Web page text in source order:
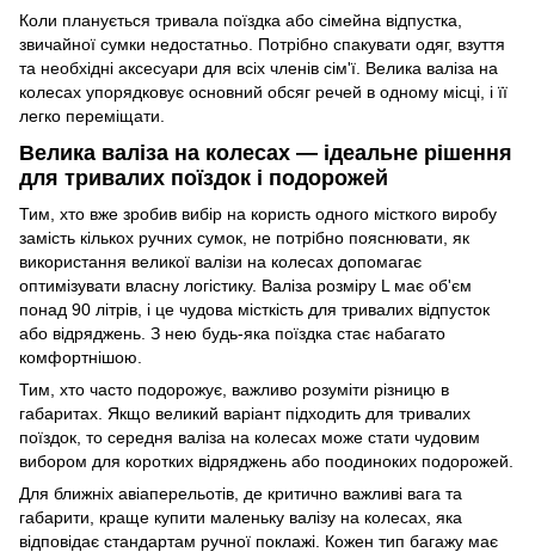
Коли планується тривала поїздка або сімейна відпустка,
звичайної сумки недостатньо. Потрібно спакувати одяг, взуття
та необхідні аксесуари для всіх членів сім'ї. Велика валіза на
колесах упорядковує основний обсяг речей в одному місці, і її
легко переміщати.
Велика валіза на колесах — ідеальне рішення
для тривалих поїздок і подорожей
Тим, хто вже зробив вибір на користь одного місткого виробу
замість кількох ручних сумок, не потрібно пояснювати, як
використання великої валізи на колесах допомагає
оптимізувати власну логістику. Валіза розміру L має об'єм
понад 90 літрів, і це чудова місткість для тривалих відпусток
або відряджень. З нею будь-яка поїздка стає набагато
комфортнішою.
Тим, хто часто подорожує, важливо розуміти різницю в
габаритах. Якщо великий варіант підходить для тривалих
поїздок, то середня валіза на колесах може стати чудовим
вибором для коротких відряджень або поодиноких подорожей.
Для ближніх авіаперельотів, де критично важливі вага та
габарити, краще купити маленьку валізу на колесах, яка
відповідає стандартам ручної поклажі. Кожен тип багажу має